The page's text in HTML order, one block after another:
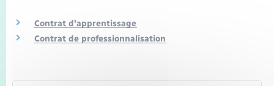
Contrat d'apprentissage
Contrat de professionnalisation